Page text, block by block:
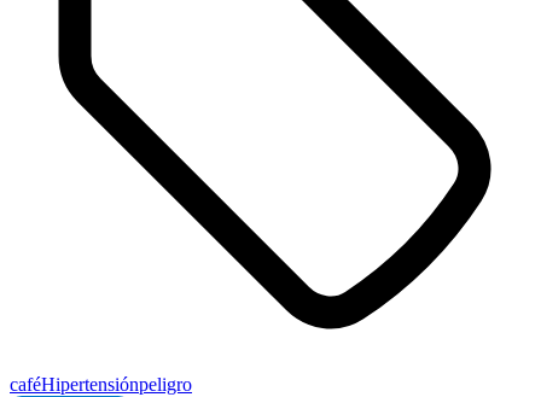
caféHipertensiónpeligro